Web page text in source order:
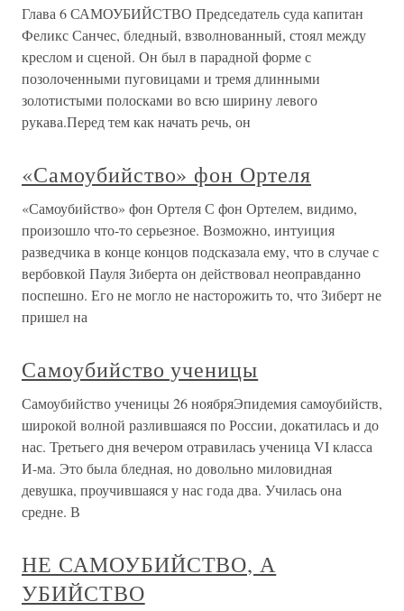
Глава 6 САМОУБИЙСТВО Председатель суда капитан
Феликс Санчес, бледный, взволнованный, стоял между
креслом и сценой. Он был в парадной форме с
позолоченными пуговицами и тремя длинными
золотистыми полосками во всю ширину левого
рукава.Перед тем как начать речь, он
«Самоубийство» фон Ортеля
«Самоубийство» фон Ортеля С фон Ортелем, видимо,
произошло что-то серьезное. Возможно, интуиция
разведчика в конце концов подсказала ему, что в случае с
вербовкой Пауля Зиберта он действовал неоправданно
поспешно. Его не могло не насторожить то, что Зиберт не
пришел на
Самоубийство ученицы
Самоубийство ученицы 26 ноябряЭпидемия самоубийств,
широкой волной разлившаяся по России, докатилась и до
нас. Третьего дня вечером отравилась ученица VI класса
И-ма. Это была бледная, но довольно миловидная
девушка, проучившаяся у нас года два. Училась она
средне. В
НЕ САМОУБИЙСТВО, А
УБИЙСТВО